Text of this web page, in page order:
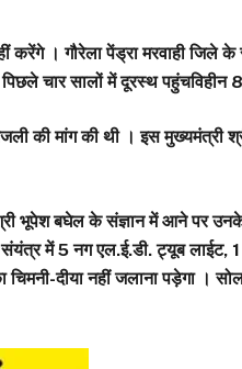
। गौरेला पेंड्रा मरवाही जिले के
चार सालों में दूरस्थ पहुंचविहीन
की मांग की थी । इस मुख्यमंत्री
भूपेश बघेल के संज्ञान में आने पर उनके
में 5 नग एल.ई.डी. ट्यूब लाईट, 1
दीया नहीं जलाना पड़ेगा ।